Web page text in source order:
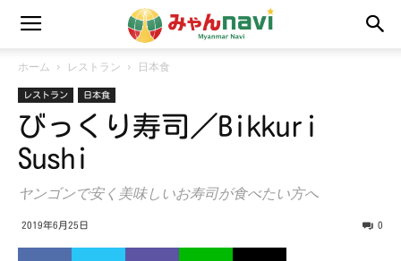
ホーム レストラン 日本食
レストラン 日本食
びっくり寿司／Bikkuri
Sushi
ヤンゴンで安く美味しいお寿司が食べたい方へ
2019年6月25日 0